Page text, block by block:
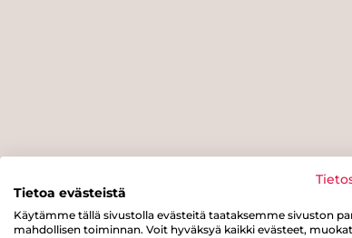
Tietoa evästeistä
Käytämme tällä sivustolla evästeitä taataksemme sivuston
mahdollisen toiminnan. Voit hyväksyä kaikki evästeet,